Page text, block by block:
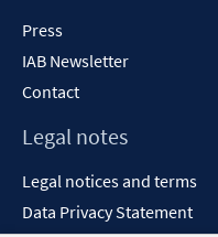
Press
IAB Newsletter
Contact
Legal notes
Legal notices and terms
Data Privacy Statement